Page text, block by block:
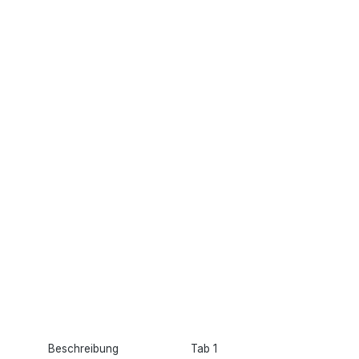
Beschreibung Tab 1